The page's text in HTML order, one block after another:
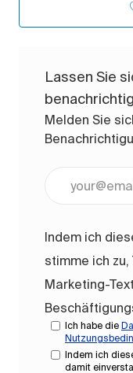
Lassen Sie
Melden Sie
Indem ich
stimme ich
Marketing-
Ich habe die
Indem ich
damit